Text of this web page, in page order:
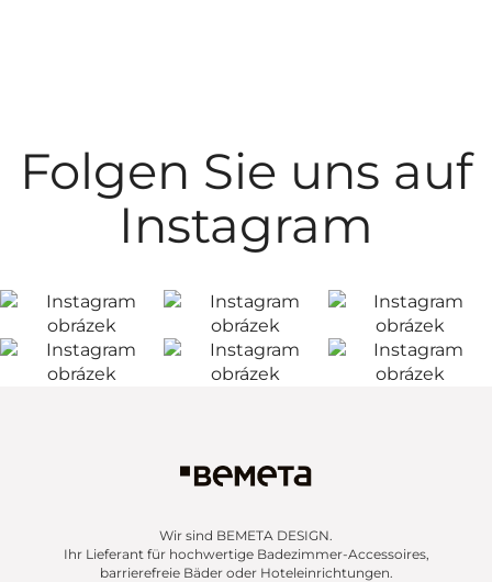
Folgen Sie uns auf
Instagram
Wir sind BEMETA DESIGN.
Ihr Lieferant für hochwertige Badezimmer-Accessoires,
barrierefreie Bäder oder Hoteleinrichtungen.